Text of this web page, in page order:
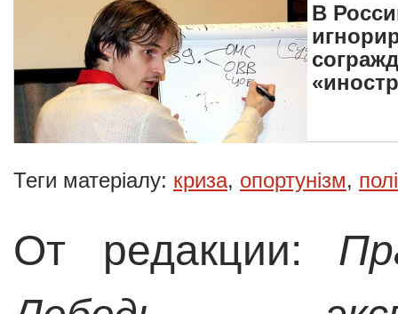
В
Теги матеріалу: криза, опортунізм,
От редакции: